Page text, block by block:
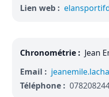
Lien web :
Chronométrie : Jean
Email :
Téléphone :